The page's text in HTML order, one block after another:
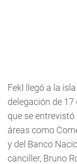
Fekl llegó a la
delegación de
que se
áreas como
y del Banco
canciller, Bruno